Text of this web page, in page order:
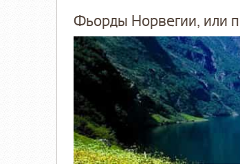
Фьорды Норвегии, или